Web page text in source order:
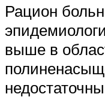
Рацион
выше в